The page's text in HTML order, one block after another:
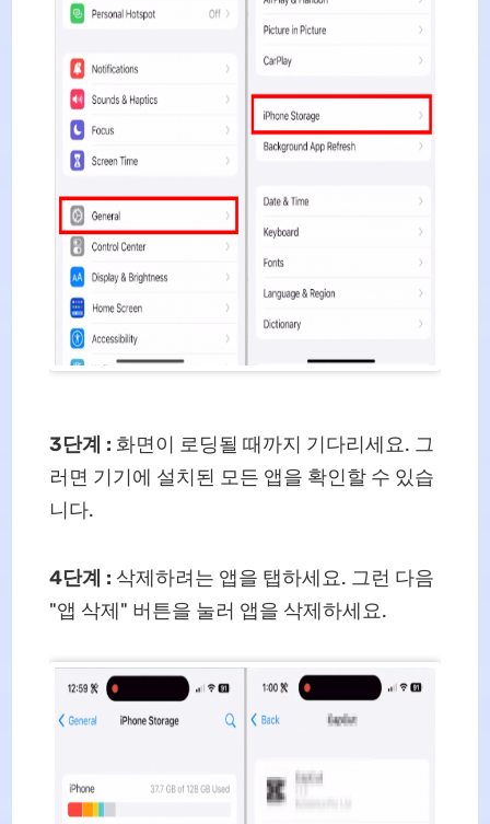
3단계 : 화면이 로딩될 때까지 기다리세요. 그
러면 기기에 설치된 모든 앱을 확인할 수 있습
니다.
4단계 : 삭제하려는 앱을 탭하세요. 그런 다음
"앱 삭제" 버튼을 눌러 앱을 삭제하세요.